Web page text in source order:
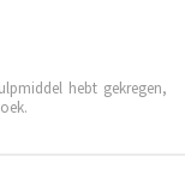
hebt gekregen,